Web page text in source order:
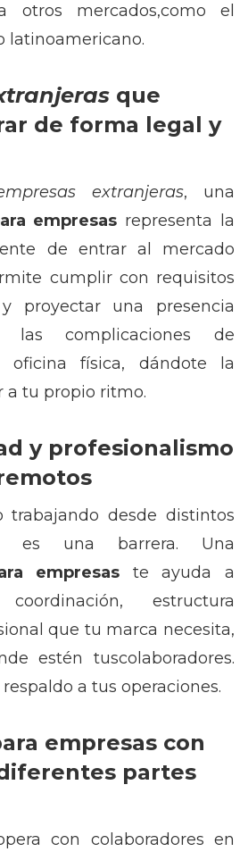
otros mercados,como el
latinoamericano.
que
de forma legal y
extranjeras, una
empresas representa la
de entrar al mercado
cumplir con requisitos
proyectar una presencia
las complicaciones de
oficina física, dándote la
a tu propio ritmo.
y profesionalismo
trabajando desde distintos
es una barrera. Una
empresas te ayuda a
estructura
que tu marca necesita,
estén tuscolaboradores.
a tus operaciones.
empresas con
partes
con colaboradores en